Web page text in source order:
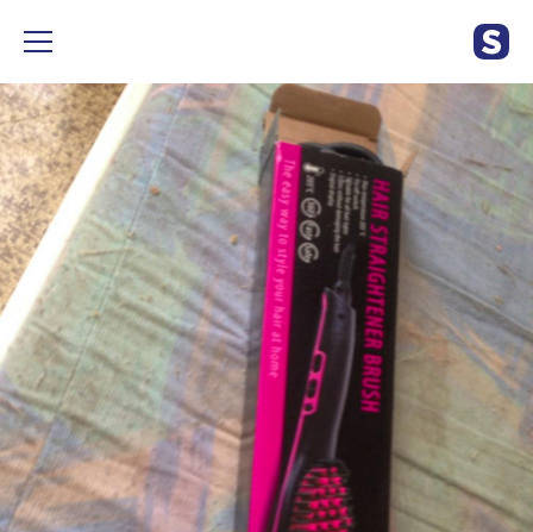
À vendre brosse liseur nouvelle utilisé pour teste